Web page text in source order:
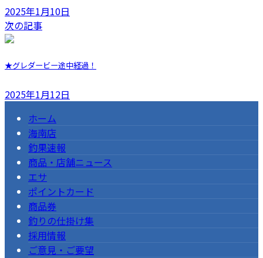
2025年1月10日
次の記事
★グレダービー途中経過！
2025年1月12日
ホーム
海南店
釣果速報
商品・店舗ニュース
エサ
ポイントカード
商品券
釣りの仕掛け集
採用情報
ご意見・ご要望